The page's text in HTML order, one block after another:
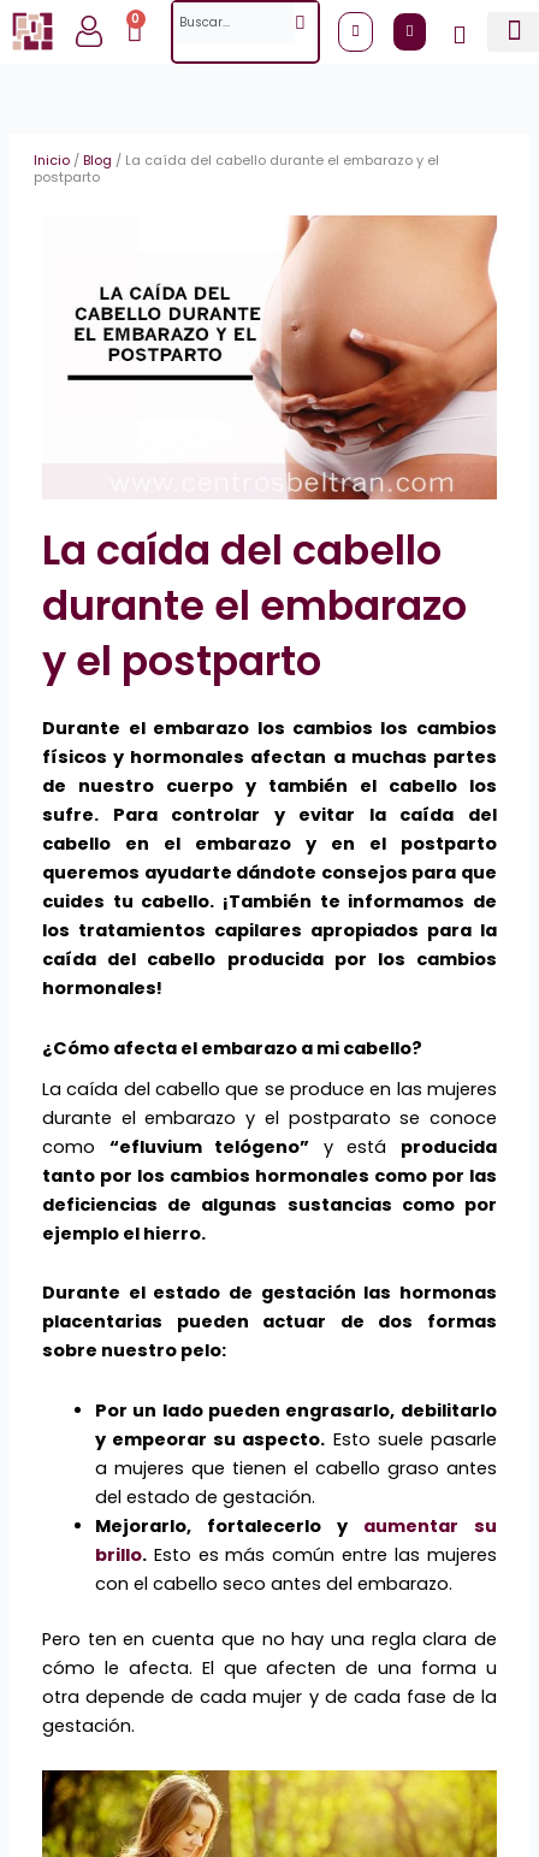
al
0
CartSearch
Inicio/Blog / La caída del cabello durante el embarazo y el
postparto
La caída del cabello
durante el embarazo
y el postparto
Durante el embarazo los cambios los cambios
físicos y hormonales afectan a muchas partes
de nuestro cuerpo y también el cabello los
sufre. Para controlar y evitar la caída del
cabello en el embarazo y en el postparto
queremos ayudarte dándote consejos para que
cuides tu cabello. ¡También te informamos de
los tratamientos capilares apropiados para la
caída del cabello producida por los cambios
hormonales!
¿Cómo afecta el embarazo a mi cabello?
La caída del cabello que se produce en las mujeres
durante el embarazo y el postparato se conoce
como “efluvium telógeno” y está producida
tanto por los cambios hormonales como por las
deficiencias de algunas sustancias como por
ejemplo el hierro.
Durante el estado de gestación las hormonas
placentarias pueden actuar de dos formas
sobre nuestro pelo:
Por un lado pueden engrasarlo, debilitarlo
y empeorar su aspecto. Esto suele pasarle
a mujeres que tienen el cabello graso antes
del estado de gestación.
Mejorarlo, fortalecerlo y aumentar su
brillo.Esto es más común entre las mujeres
con el cabello seco antes del embarazo.
Pero ten en cuenta que no hay una regla clara de
cómo le afecta. El que afecten de una forma u
otra depende de cada mujer y de cada fase de la
gestación.